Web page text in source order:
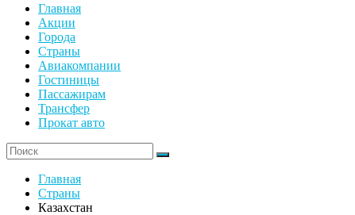
Главная
Акции
Города
Страны
Авиакомпании
Гостиницы
Пассажирам
Трансфер
Прокат авто
Главная
Страны
Казахстан